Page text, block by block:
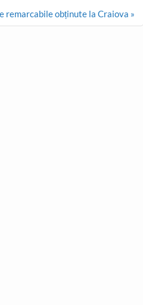
remarcabile obținute la Craiova »